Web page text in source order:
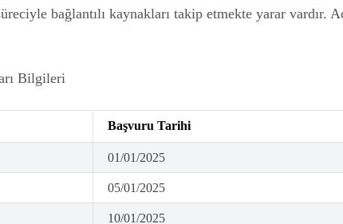
bağlantılı kaynakları takip etmekte yarar vardır.
Bilgileri
Başvuru Tarihi
01/01/2025
05/01/2025
10/01/2025